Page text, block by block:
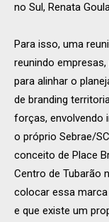
no Sul, Renata
Para isso, uma
reunindo
para alinhar o
de branding
forças, envolvendo
o próprio Sebrae/
conceito de Place
Centro de Tubarão
colocar essa
e que existe um